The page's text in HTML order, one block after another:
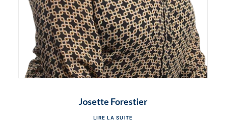
Josette Forestier
LIRE LA SUITE